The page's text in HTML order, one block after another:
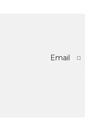
Email